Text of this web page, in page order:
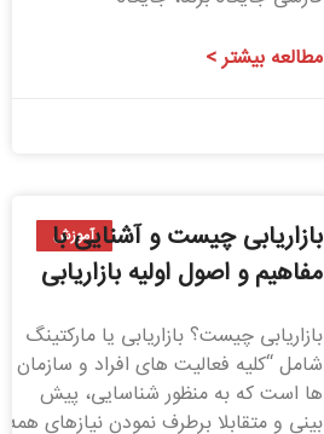
مطالعه بیشتر >
آموزش
بازاریابی چیست و آشنایی با
مفاهیم و اصول اولیه بازاریابی
بازاریابی چیست؟ بازاریابی یا مارکتینگ
شامل “کلیه فعالیت های افراد و سازمان
ها است که به منظور شناسایی، پیش
بینی و متقابلا برطرف نمودن نیازهای همه